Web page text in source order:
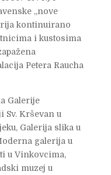
„nove
kontinuirano
i kustosima
Petera Raucha
Galerije
Sv. Krševan u
Galerija slika u
galerija u
u Vinkovcima,
muzej u